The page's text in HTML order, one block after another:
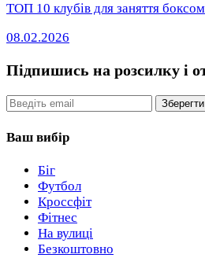
ТОП 10 клубів для заняття боксом
08.02.2026
Підпишись на розсилку і
Email Зберегти
Ваш вибір
Біг
Футбол
Кроссфіт
Фітнес
На вулиці
Безкоштовно